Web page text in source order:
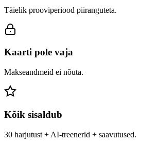
Täielik prooviperiood piiranguteta.
Kaarti pole vaja
Makseandmeid ei nõuta.
Kõik sisaldub
30 harjutust + AI-treenerid + saavutused.